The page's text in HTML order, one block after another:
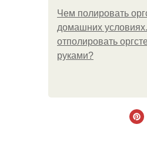
Чем полировать
домашних
отполировать
руками?